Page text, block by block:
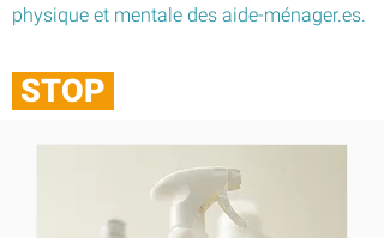
physique et mentale des aide-ménager.es.
STOP